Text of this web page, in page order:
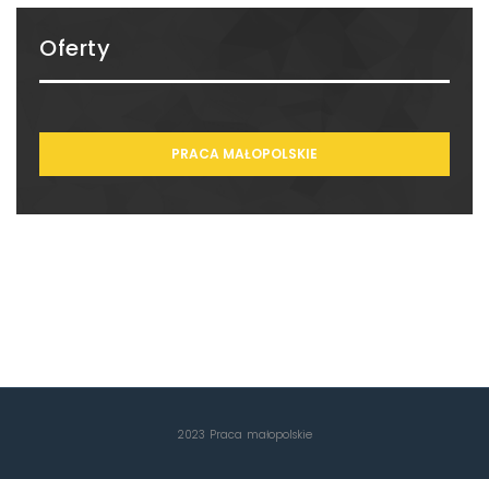
Oferty
PRACA MAŁOPOLSKIE
2023 Praca małopolskie